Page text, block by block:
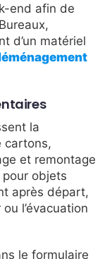
end afin de
d’un matériel
la
cartons,
et remontage
objets
après départ,
l’évacuation
le formulaire